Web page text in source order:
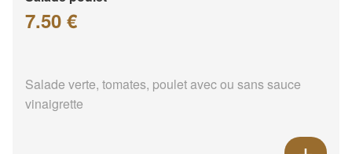
7.50 €
Salade verte, tomates, poulet avec ou sans sauce
vinaigrette